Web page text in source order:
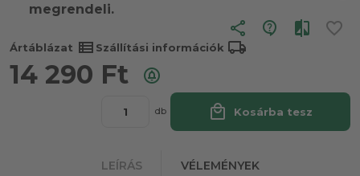
megrendeli.
share
Ártáblázat view_list Szállítási információk local_shipping
14 290 Ft
db local_mall Kosárba tesz
LEÍRÁS VÉLEMÉNYEK